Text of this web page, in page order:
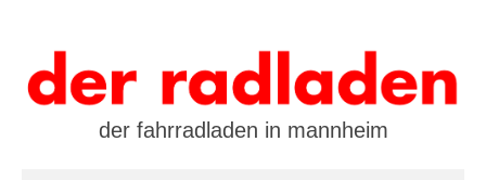
der fahrradladen in mannheim